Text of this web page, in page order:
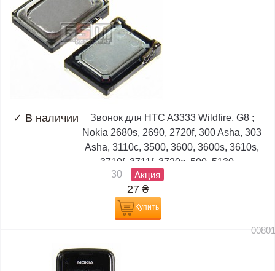
✓ В наличии
Звонок для HTC A3333 Wildfire, G8 ;
Nokia 2680s, 2690, 2720f, 300 Asha, 303
Asha, 3110c, 3500, 3600, 3600s, 3610s,
3710f, 3711f, 3720c, 500, 5130,...
30
Акция
27 ₴
Купить